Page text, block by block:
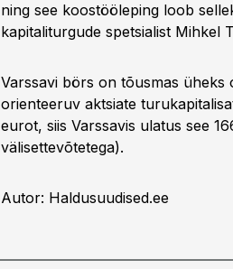
ning see koostööleping loob
kapitaliturgude spetsialist Mihkel
Varssavi börs on tõusmas üheks
orienteeruv aktsiate
eurot, siis Varssavis ulatus see
välisettevõtetega).
Autor: Haldusuudised.ee